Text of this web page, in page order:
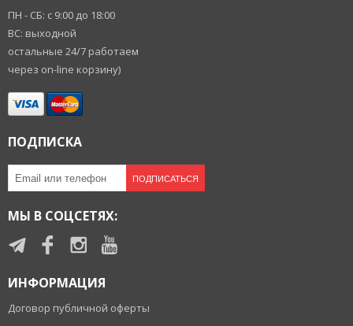
ПН - СБ: с 9:00 до 18:00
ВС: выходной
остальные 24/7 работаем
через on-line корзину)
ПОДПИСКА
ПОДПИСАТЬСЯ
МЫ В СОЦСЕТЯХ:
ИНФОРМАЦИЯ
Договор публичной оферты